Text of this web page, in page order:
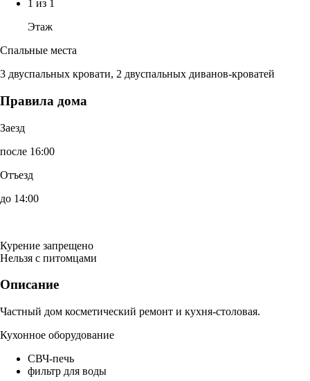
1 из 1
Этаж
Спальные места
3 двуспальных кровати, 2 двуспальных диванов-кроватей
Правила дома
Заезд
после 16:00
Отъезд
до 14:00
Курение запрещено
Нельзя с питомцами
Описание
Частный дом косметический ремонт и кухня-столовая.
Кухонное оборудование
СВЧ-печь
фильтр для воды